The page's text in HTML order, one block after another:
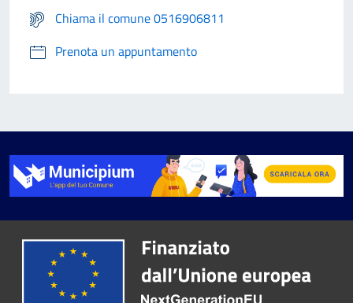
Chiama il comune 0516906811
Prenota un appuntamento